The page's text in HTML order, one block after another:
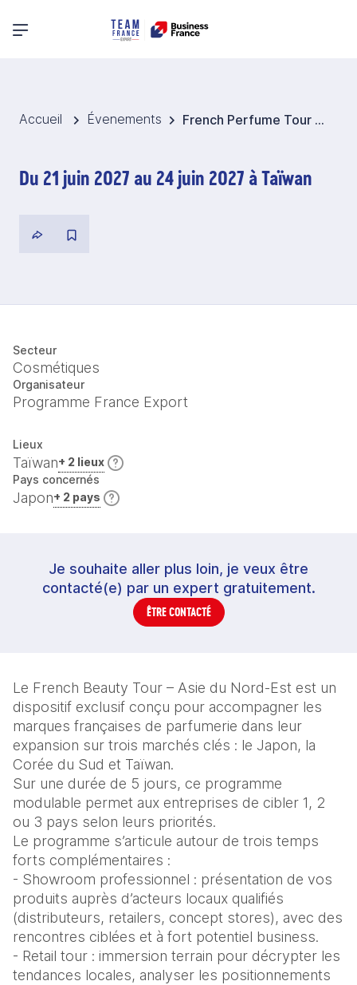
Menu principal
Accueil Évenements French Perfume Tour 2027 - Asie du Nord-Est
Du 21 juin 2027 au 24 juin 2027 à Taïwan
Secteur
Cosmétiques
Organisateur
Programme France Export
Lieux
Taïwan+ 2 lieux
Pays concernés
Japon+ 2 pays
Je souhaite aller plus loin, je veux être
contacté(e) par un expert gratuitement.
ÊTRE CONTACTÉ
Le French Beauty Tour – Asie du Nord-Est est un
dispositif exclusif conçu pour accompagner les
marques françaises de parfumerie dans leur
expansion sur trois marchés clés : le Japon, la
Corée du Sud et Taïwan.
Sur une durée de 5 jours, ce programme
modulable permet aux entreprises de cibler 1, 2
ou 3 pays selon leurs priorités.
Le programme s’articule autour de trois temps
forts complémentaires :
- Showroom professionnel : présentation de vos
produits auprès d’acteurs locaux qualifiés
(distributeurs, retailers, concept stores), avec des
rencontres ciblées et à fort potentiel business.
- Retail tour : immersion terrain pour décrypter les
tendances locales, analyser les positionnements